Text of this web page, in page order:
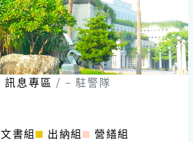
訊息專區 – 駐警隊
文書組 出納組
營繕組